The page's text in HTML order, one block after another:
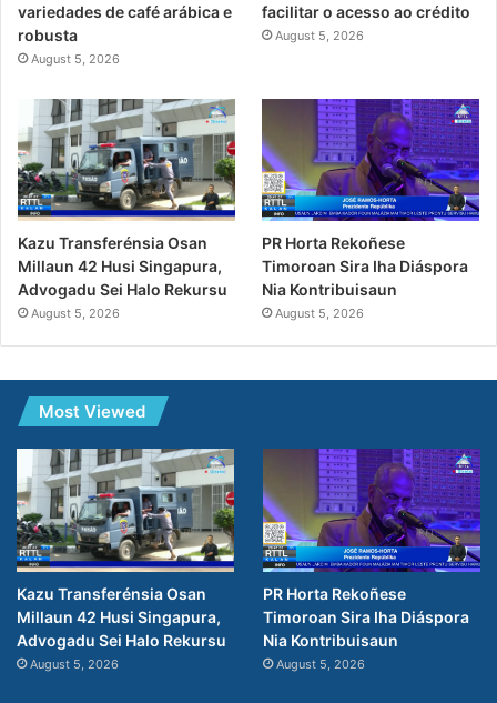
variedades de café arábica e
robusta
August 5, 2026
facilitar o acesso ao crédito
August 5, 2026
Kazu Transferénsia Osan
Millaun 42 Husi Singapura,
Advogadu Sei Halo Rekursu
August 5, 2026
PR Horta Rekoñese
Timoroan Sira Iha Diáspora
Nia Kontribuisaun
August 5, 2026
Most Viewed
Kazu Transferénsia Osan
Millaun 42 Husi Singapura,
Advogadu Sei Halo Rekursu
August 5, 2026
PR Horta Rekoñese
Timoroan Sira Iha Diáspora
Nia Kontribuisaun
August 5, 2026